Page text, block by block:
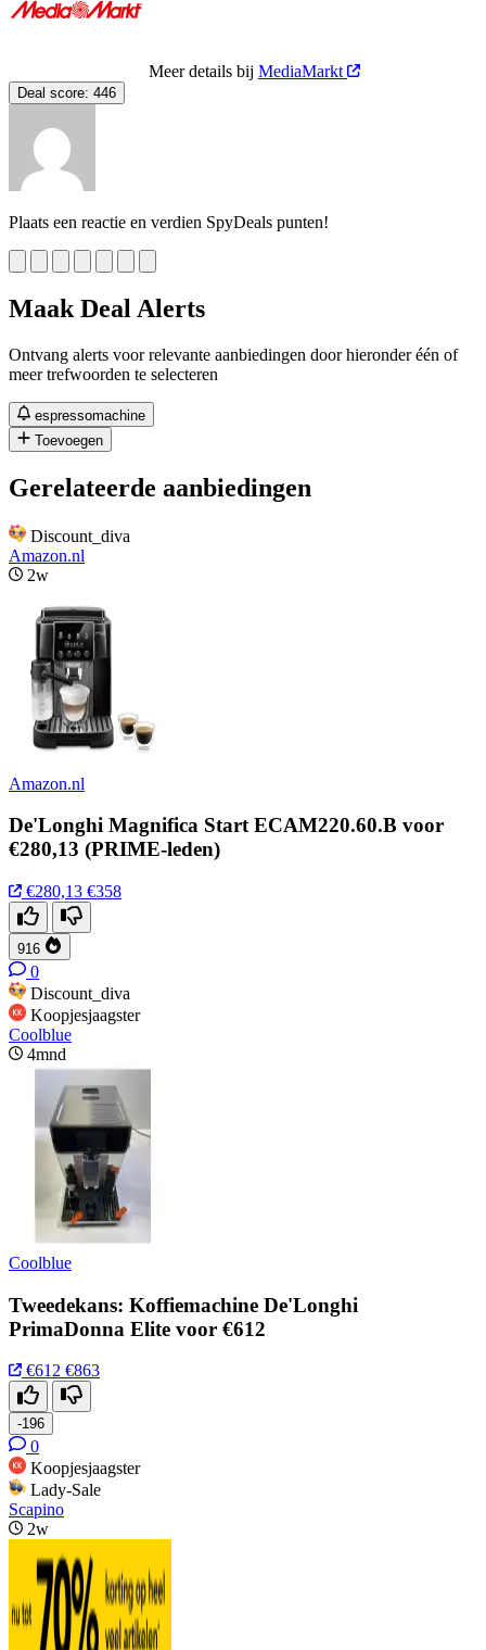
Meer details bij MediaMarkt
Deal score: 446
Plaats een reactie en verdien SpyDeals punten!
Maak Deal Alerts
Ontvang alerts voor relevante aanbiedingen door hieronder één of
meer trefwoorden te selecteren
espressomachine
Toevoegen
Gerelateerde aanbiedingen
Discount_diva
Amazon.nl
2w
Amazon.nl
De'Longhi Magnifica Start ECAM220.60.B voor
€280,13 (PRIME-leden)
€280,13 €358
916
0
Discount_diva
Koopjesjaagster
Coolblue
4mnd
Coolblue
Tweedekans: Koffiemachine De'Longhi
PrimaDonna Elite voor €612
€612 €863
-196
0
Koopjesjaagster
Lady-Sale
Scapino
2w